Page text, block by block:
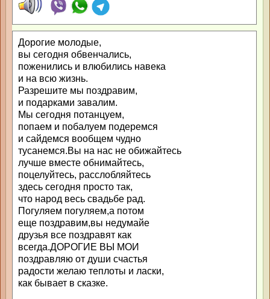
Дорогие молодые,
вы сегодня обвенчались,
поженились и влюбились навека
и на всю жизнь.
Разрешите мы поздравим,
и подарками завалим.
Мы сегодня потанцуем,
попаем и побалуем подеремся
и сайдемся вообщем чудно
тусанемся.Вы на нас не обижайтесь
лучше вместе обнимайтесь,
поцелуйтесь, расслобляйтесь
здесь сегодня просто так,
что народ весь свадьбе рад.
Погуляем погуляем,а потом
еще поздравим,вы недумайе
друзья все поздравят как
всегда.ДОРОГИЕ ВЫ МОИ
поздравляю от души счастья
радости желаю теплоты и ласки,
как бывает в сказке.